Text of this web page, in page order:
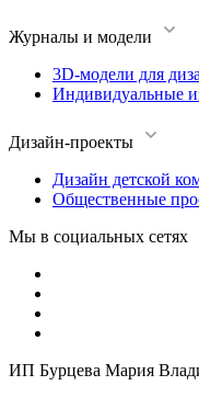
Журналы и модели
3D-модели для
Индивидуальные
Дизайн-проекты
Дизайн детской
Общественные
Мы в социальных сетях
ИП Бурцева Мария